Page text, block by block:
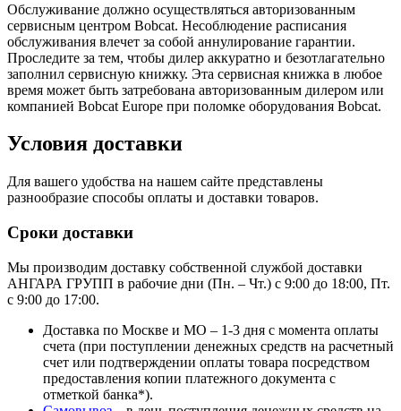
Обслуживание должно осуществляться авторизованным
сервисным центром Bobcat. Несоблюдение расписания
обслуживания влечет за собой аннулирование гарантии.
Проследите за тем, чтобы дилер аккуратно и безотлагательно
заполнил сервисную книжку. Эта сервисная книжка в любое
время может быть затребована авторизованным дилером или
компанией Bobcat Europe при поломке оборудования Bobcat.
Условия доставки
Для вашего удобства на нашем сайте представлены
разнообразие способы оплаты и доставки товаров.
Сроки доставки
Мы производим доставку собственной службой доставки
АНГАРА ГРУПП в рабочие дни (Пн. – Чт.) с 9:00 до 18:00, Пт.
с 9:00 до 17:00.
Доставка по Москве и МО – 1-3 дня с момента оплаты
счета (при поступлении денежных средств на расчетный
счет или подтверждении оплаты товара посредством
предоставления копии платежного документа с
отметкой банка*).